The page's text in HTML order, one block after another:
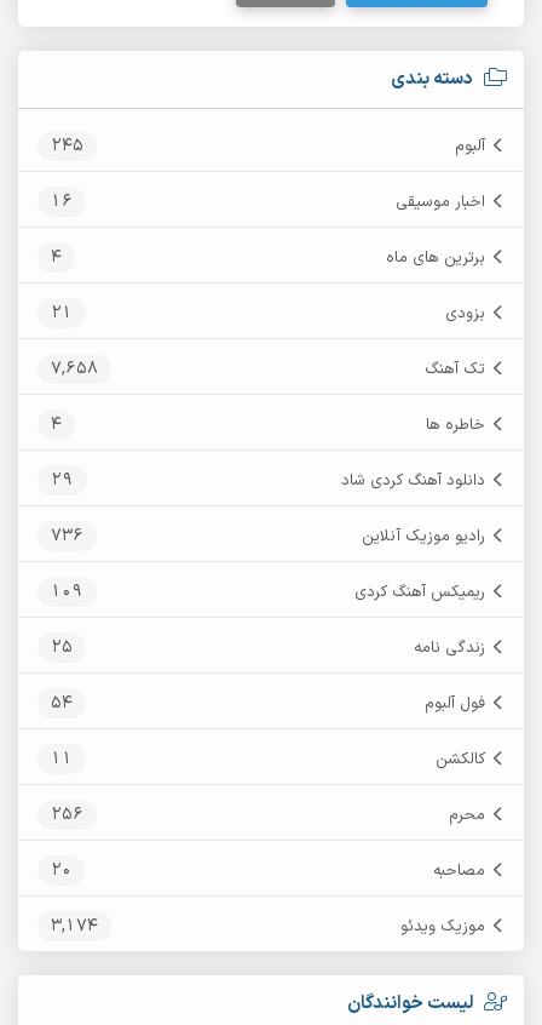
دسته بندی
آلبوم 245
اخبار موسیقی 16
برترین های ماه 4
بزودی 21
تک آهنگ 7,658
خاطره ها 4
دانلود آهنگ کردی شاد 29
رادیو موزیک آنلاین 736
ریمیکس آهنگ کردی 109
زندگی نامه 25
فول آلبوم 54
کالکشن 11
محرم 256
مصاحبه 20
موزیک ویدئو 3,174
لیست خوانندگان